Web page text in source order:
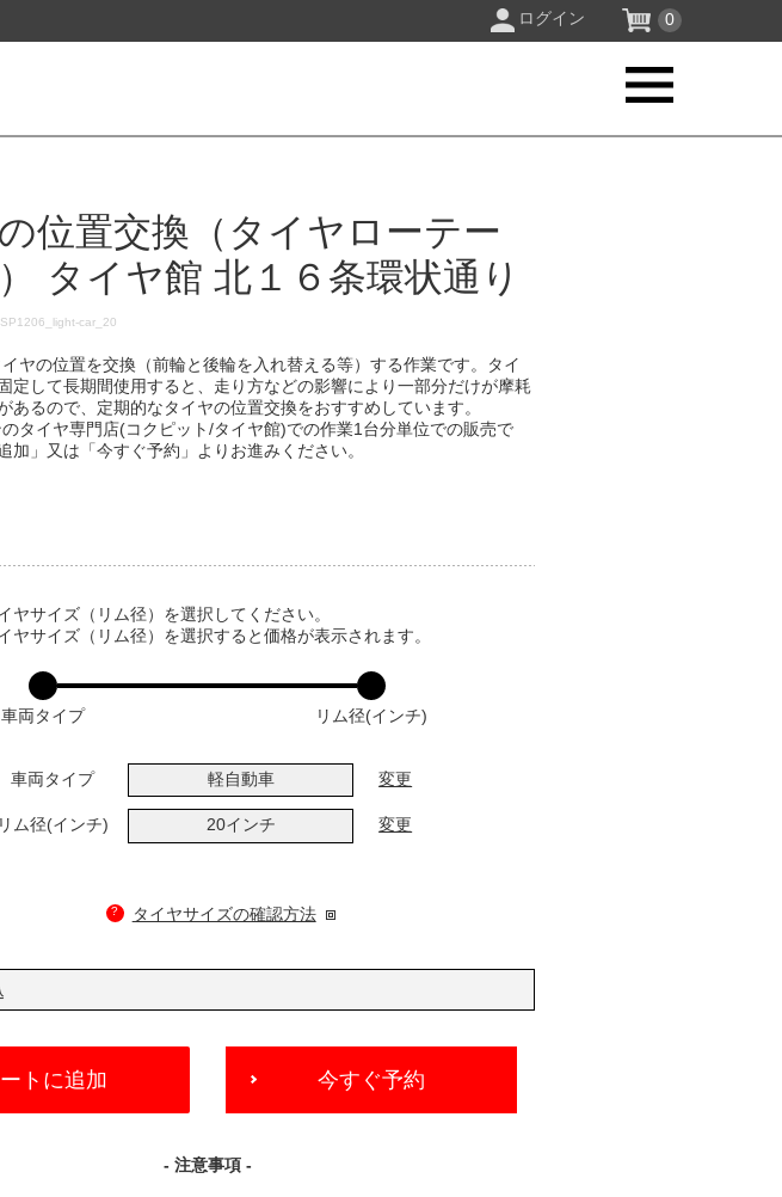
ログイン 0
位置交換（タイヤローテー
タイヤ館 北１６条環状通り
car_20
ヤの位置を交換（前輪と後輪を入れ替える等）する作業です。タイ
定して長期間使用すると、走り方などの影響により一部分だけが摩耗
あるので、定期的なタイヤの位置交換をおすすめしています。
タイヤ専門店(コクピット/タイヤ館)での作業1台分単位での販売で
加」又は「今すぐ予約」よりお進みください。
ヤサイズ（リム径）を選択してください。
ヤサイズ（リム径）を選択すると価格が表示されます。
車両タイプ リム径(インチ)
車両タイプ 軽自動車 変更
リム径(インチ) 20インチ 変更
? タイヤサイズの確認方法
トに追加 今すぐ予約
- 注意事項 -